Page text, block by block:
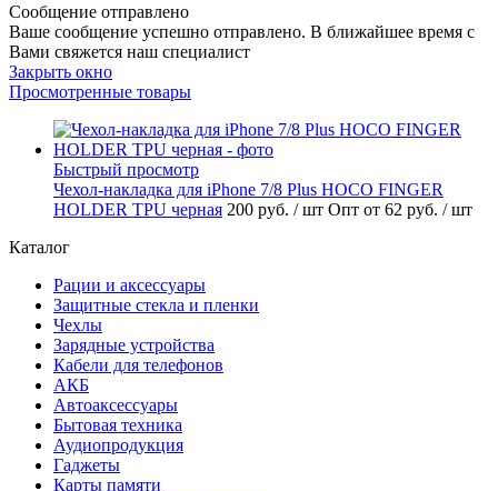
Сообщение отправлено
Ваше сообщение успешно отправлено. В ближайшее время с
Вами свяжется наш специалист
Закрыть окно
Просмотренные товары
Быстрый просмотр
Чехол-накладка для iPhone 7/8 Plus HOCO FINGER
HOLDER TPU черная 200 руб. / шт Опт от 62 руб. / шт
Каталог
Рации и аксессуары
Защитные стекла и пленки
Чехлы
Зарядные устройства
Кабели для телефонов
АКБ
Автоаксессуары
Бытовая техника
Аудиопродукция
Гаджеты
Карты памяти